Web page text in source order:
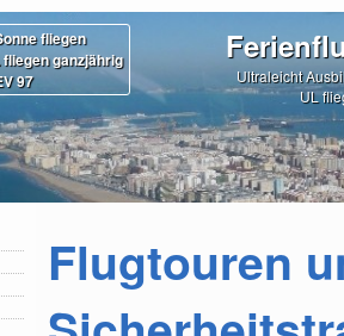
fliegen
ganzjährig
97
Ultraleicht
UL
Flugtouren